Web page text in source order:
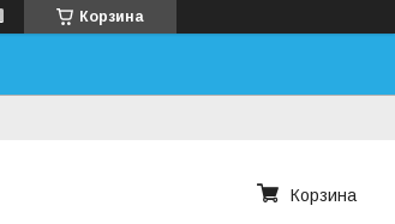
Корзина
Корзина